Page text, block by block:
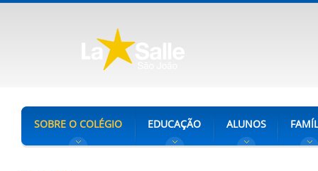
SOBRE O COLÉGIO EDUCAÇÃO ALUNOS